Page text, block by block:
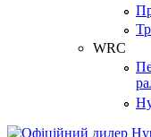
WRC